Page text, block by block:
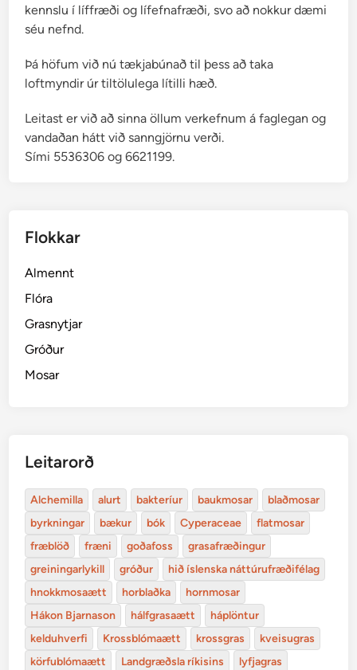
kennslu í líffræði og lífefnafræði, svo að nokkur dæmi
séu nefnd.
Þá höfum við nú tækjabúnað til þess að taka
loftmyndir úr tiltölulega lítilli hæð.
Leitast er við að sinna öllum verkefnum á faglegan og
vandaðan hátt við sanngjörnu verði.
Sími 5536306 og 6621199.
Flokkar
Almennt
Flóra
Grasnytjar
Gróður
Mosar
Leitarorð
Alchemilla alurt bakteríur baukmosar
blaðmosar
byrkningar
bækur bók Cyperaceae
flatmosar
fræblöð
fræni goðafoss
grasafræðingur
greiningarlykill
gróður
hið íslenska náttúrufræðifélag
hnokkmosaætt
horblaðka
hornmosar
Hákon Bjarnason
hálfgrasaætt
háplöntur
kelduhverfi
Krossblómaætt krossgras
kveisugras
körfublómaætt
Landgræðsla ríkisins lyfjagras